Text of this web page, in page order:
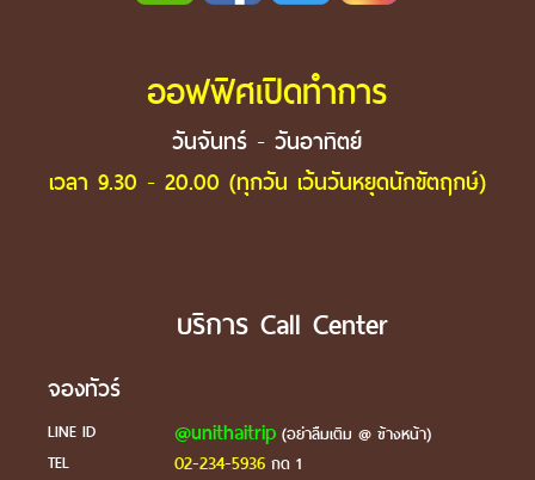
ออฟฟิศเปิดทำการ
วันจันทร์ - วันอาทิตย์
เวลา 9.30 - 20.00 (ทุกวัน เว้นวันหยุดนักขัตฤกษ์)
บริการ Call Center
จองทัวร์
LINE ID @unithaitrip(อย่าลืมเติม @ ข้างหน้า)
TEL
02-234-5936กด 1